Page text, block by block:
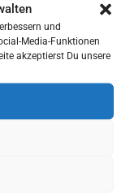
und
Media-Funktionen
akzeptierst Du unsere
Beim TSV Mannheim